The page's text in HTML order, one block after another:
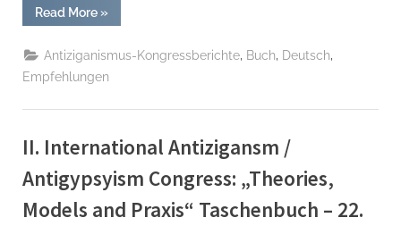
Read More“Bericht
zum
Internationalen
Antiziganismuskongress:
„Theorien,
Praxis“ Taschenbuch
März
»
Antiziganismus-Kongressberichte Buch Deutsch
Empfehlungen
II. International Antizigansm /
Antigypsyism Congress: „Theories,
Models and Praxis“ Taschenbuch – 22.